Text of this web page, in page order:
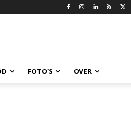
FOTO’S OVER
kans om te slagen